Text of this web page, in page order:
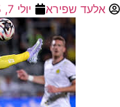
אלעד שפירא
יולי 7, 2025